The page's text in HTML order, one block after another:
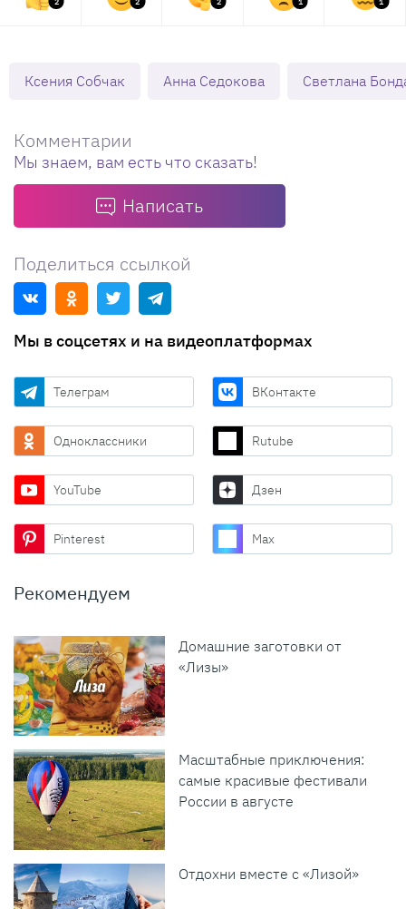
Ксения Собчак Анна Седокова Светлана
Комментарии
Мы знаем, вам есть что сказать!
Написать
Поделиться ссылкой
Мы в соцсетях и на видеоплатформах
Телеграм ВКонтакте
Одноклассники Rutube
YouTube Дзен
Pinterest Max
Рекомендуем
Домашние заготовки от
«Лизы»
Масштабные приключения:
самые красивые фестивали
России в августе
Отдохни вместе с «Лизой»